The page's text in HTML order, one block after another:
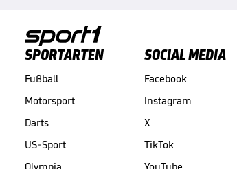
SPORTARTEN
Fußball
Motorsport
Darts
US-Sport
Olympia
SOCIAL MEDIA
Facebook
Instagram
X
TikTok
YouTube